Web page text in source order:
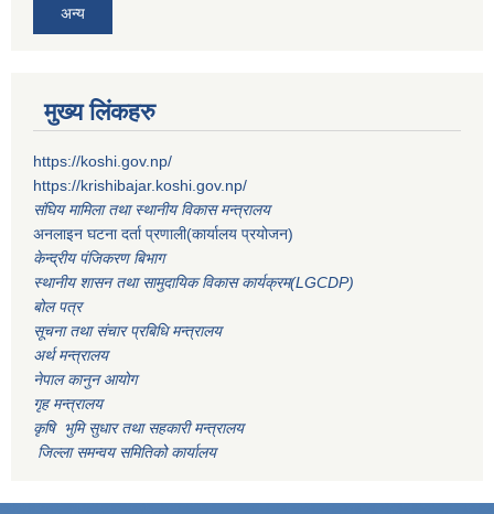
अन्य
मुख्य लिंकहरु
https://koshi.gov.np/
https://krishibajar.koshi.gov.np/
संघिय मामिला तथा स्थानीय विकास मन्त्रालय
अनलाइन घटना दर्ता प्रणाली(कार्यालय प्रयोजन)
केन्द्रीय पंजिकरण बिभाग
स्थानीय शासन तथा सामुदायिक विकास कार्यक्रम(LGCDP)
बोल पत्र
सूचना तथा संचार प्रबिधि मन्त्रालय
अर्थ मन्त्रालय
नेपाल कानुन आयोग
गृह मन्त्रालय
कृषि भुमि सुधार तथा सहकारी मन्त्रालय
जिल्ला समन्वय समितिको कार्यालय